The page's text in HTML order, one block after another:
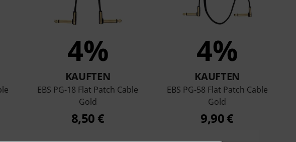
4%
KAUFTEN
EBS PG-18 Flat Patch Cable
Gold
8,50 €
4%
KAUFTEN
EBS PG-58 Flat Patch Cable
Gold
9,90 €